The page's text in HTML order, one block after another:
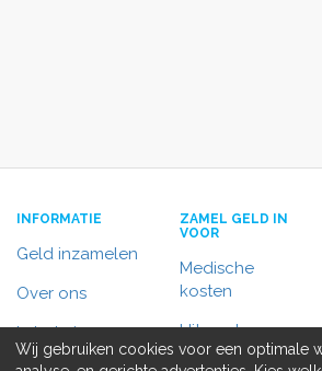
INFORMATIE
Geld inzamelen
Over ons
In het nieuws
ZAMEL GELD IN
VOOR
Medische
kosten
Uitvaart
Wij gebruiken cookies voor een optimale